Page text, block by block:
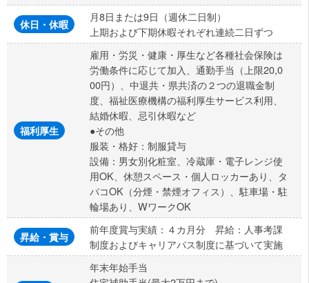
休日・休暇
月8日または9日（週休二日制）
上期および下期休暇それぞれ連続二日ずつ
福利厚生
雇用・労災・健康・厚生など各種社会保険は
労働条件に応じて加入、通勤手当（上限20,0
00円）、中退共・県共済の２つの退職金制
度、福祉医療機構の福利厚生サービス利用、
結婚休暇、忌引休暇など
●その他
服装・格好：制服貸与
設備：男女別化粧室、冷蔵庫・電子レンジ使
用OK、休憩スペース・個人ロッカーあり、タ
バコOK（分煙・禁煙オフィス）、駐車場・駐
輪場あり、WワークOK
昇給・賞与
前年度賞与実績：４カ月分 昇給：人事考課
制度およびキャリアパス制度に基づいて実施
年末年始手当